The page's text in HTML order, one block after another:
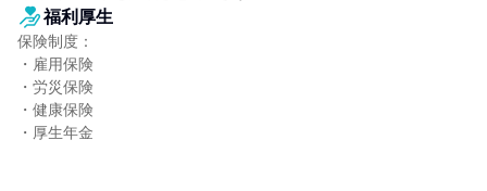
福利厚生
保険制度：
・雇用保険
・労災保険
・健康保険
・厚生年金